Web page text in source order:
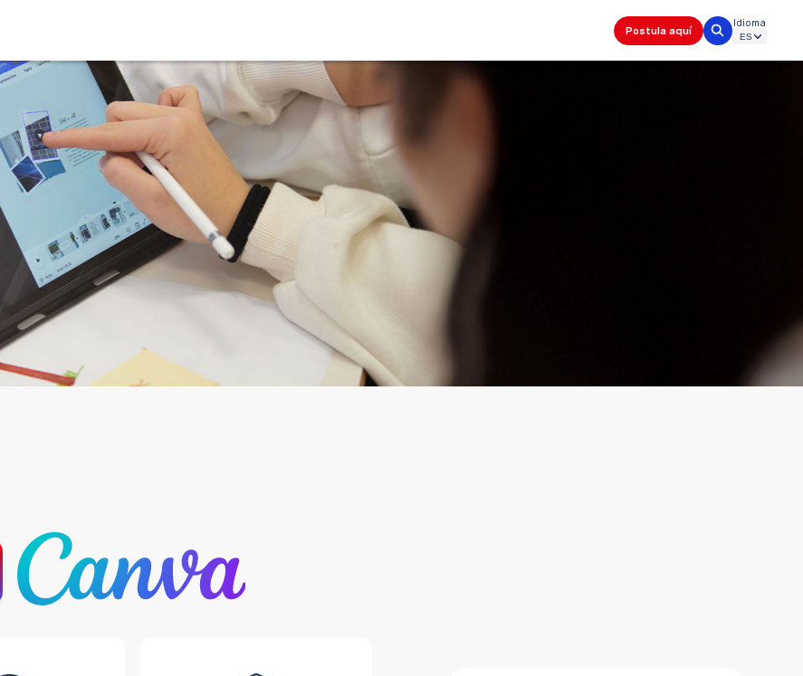
Postula aquí
Idioma